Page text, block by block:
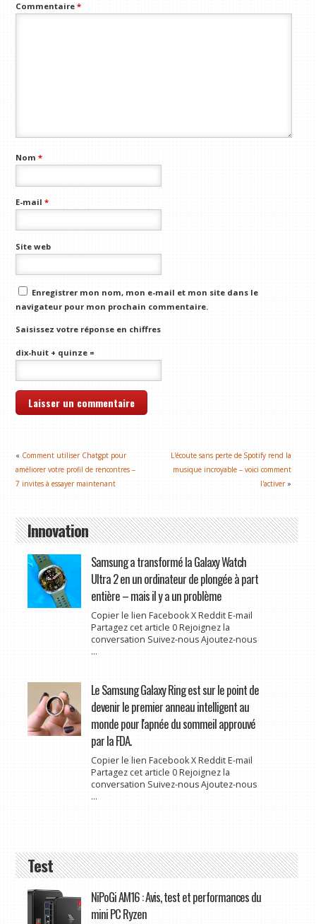
Commentaire*
Nom*
E-mail*
Site web
Enregistrer mon nom, mon e-mail et mon site dans le
navigateur pour mon prochain commentaire.
Saisissez votre réponse en chiffres
dix-huit + quinze =
« Comment utiliser Chatgpt pour
améliorer votre profil de rencontres –
7 invites à essayer maintenant
L'écoute sans perte de Spotify rend la
musique incroyable – voici comment
l'activer »
Innovation
Samsung a transformé la Galaxy Watch
Ultra 2 en un ordinateur de plongée à part
entière – mais il y a un problème
Copier le lien Facebook X Reddit E-mail
Partagez cet article 0 Rejoignez la
conversation Suivez-nous Ajoutez-nous
...
Le Samsung Galaxy Ring est sur le point de
devenir le premier anneau intelligent au
monde pour l'apnée du sommeil approuvé
par la FDA.
Copier le lien Facebook X Reddit E-mail
Partagez cet article 0 Rejoignez la
conversation Suivez-nous Ajoutez-nous
...
Test
NiPoGi AM16 : Avis, test et performances du
mini PC Ryzen